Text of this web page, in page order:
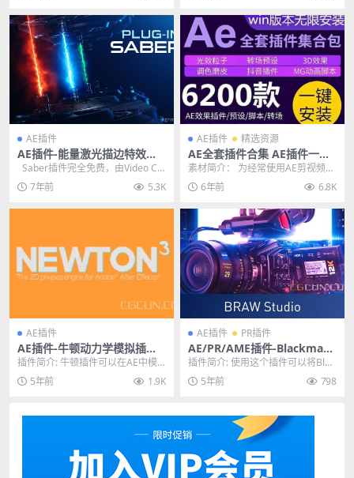
AE插件
AE插件-能量激光描边特效插
件 VideoCopilot Saber v1.0.
39 WIN汉化版下载
Saber插件完全免费，由Video Co
pilot 提供，插件操...
7年前 5.3K
AE插件 精选资源
AE全套插件合集 AE插件一键
安装包 WIN去限制中文汉化完
整版
素材简介： 为经常使用AE剪视频的
朋友带来最新的AE全套插件脚本一
键安装包Pro...
6年前 6.8K
AE插件
AE插件-牛顿动力学模拟插件
MG动画插件 Newton V3.4
Win/Mac破解版
插件简介: 牛顿插件可以在AE中模
拟真实动力学效果，比如物体之间
的碰撞、重力模拟...
5年前 1.9K
AE插件 PR插件
AE/PR/AME插件-Blackmagi
c RAW格式导入插件 BRAW S
tudio v2.6.1 Win
插件简介: 使用这个插件可以将Blac
kmagic RAW（.braw格式）的素...
5年前 798